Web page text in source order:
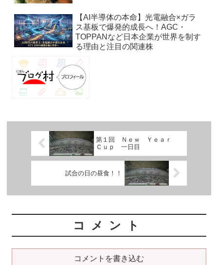
【AI半導体の本命】光電融合×ガラ
ス基板で爆発的成長へ！AGC・
TOPPANなど日本企業が世界を制す
る理由と注目の関連株
第１回 Ｎｅｗ Ｙｅａｒ
Ｃｕｐ 一日目
試合の日の昼食！！
コメント
コメントを書き込む